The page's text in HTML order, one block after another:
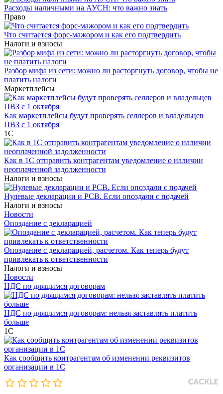
Расходы наличными на АУСН: что важно знать
Право
Что считается форс-мажором и как его подтвердить
Налоги и взносы
Разбор мифа из сети: можно ли расторгнуть договор, чтобы не
платить налоги
Маркетплейсы
Как маркетплейсы будут проверять селлеров и владельцев
ПВЗ с 1 октября
1С
Как в 1С отправить контрагентам уведомление о наличии
неоплаченной задолженности
Налоги и взносы
Нулевые декларации и РСВ. Если опоздали с подачей
Налоги и взносы
Новости
Опоздание с декларацией
Опоздание с декларацией, расчетом. Как теперь будут
привлекать к ответственности
Налоги и взносы
Новости
НДС по длящимся договорам
НДС по длящимся договорам: нельзя заставлять платить
больше
1С
Как сообщить контрагентам об изменении реквизитов
организации в 1C